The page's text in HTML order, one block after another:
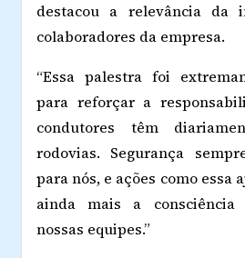
destacou a relevância da
colaboradores da empresa.
“Essa palestra foi
para reforçar a
condutores têm
rodovias. Segurança
para nós, e ações como essa
ainda mais a consciência
nossas equipes.”